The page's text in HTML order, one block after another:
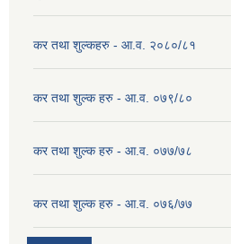
कर तथा शुल्कहरु - आ.व. २०८०/८१
कर तथा शुल्क हरु - आ.व. ०७९/८०
कर तथा शुल्क हरु - आ.व. ०७७/७८
कर तथा शुल्क हरु - आ.व. ०७६/७७